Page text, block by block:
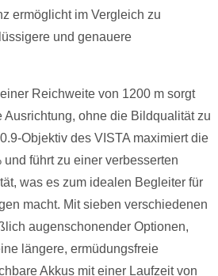
ermöglicht im Vergleich zu
und genauere
Reichweite von 1200 m sorgt
Ausrichtung, ohne die Bildqualität zu
Objektiv des VISTA maximiert die
und führt zu einer verbesserten
was es zum idealen Begleiter für
macht. Mit sieben verschiedenen
augenschonender Optionen,
längere, ermüdungsfreie
Akkus mit einer Laufzeit von